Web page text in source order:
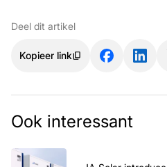
Deel dit artikel
Kopieer link
Ook interessant